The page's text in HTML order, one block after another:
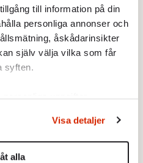
till information på din
personliga annonser och
åskådarinsikter
själv välja vilka som får
syften.
personliga uppgifter
ditt samtycke när som
Visa detaljer
alla